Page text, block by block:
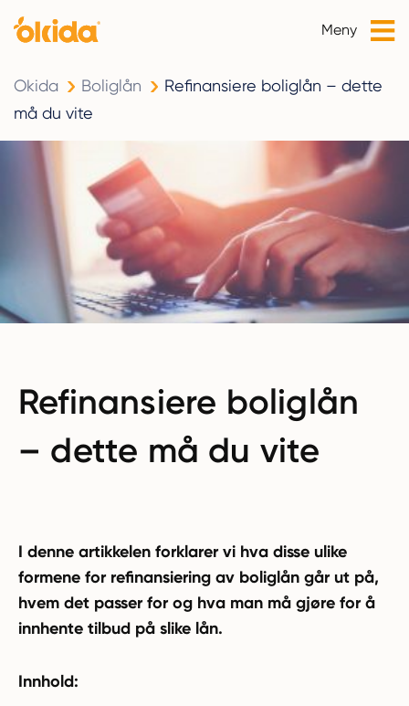
Meny
Okida Boliglån
Refinansiere boliglån – dette
må du vite
Refinansiere boliglån
– dette må du vite
I denne artikkelen forklarer vi hva disse ulike
formene for refinansiering av boliglån går ut på,
hvem det passer for og hva man må gjøre for å
innhente tilbud på slike lån.
Innhold: